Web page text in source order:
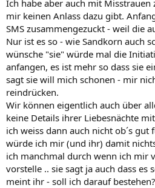
Ich habe aber auch mit
mir keinen Anlass dazu gibt.
SMS zusammengezuckt - weil die
Nur ist es so - wie Sandkorn auch
wünsche "sie" würde mal die
anfangen, es ist mehr so dass sie
sagt sie will mich schonen - mir
reindrücken.
Wir können eigentlich auch über
keine Details ihrer Liebesnächte
ich weiss dann auch nicht ob´s
würde ich mir (und ihr) damit
ich manchmal durch wenn ich mir
vorstelle .. sie sagt ja auch dass es
meint ihr - soll ich darauf